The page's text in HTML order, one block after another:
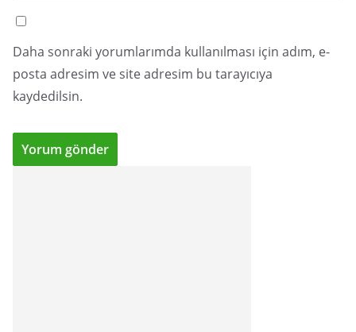
Daha sonraki yorumlarımda kullanılması için adım, e-
posta adresim ve site adresim bu tarayıcıya
kaydedilsin.